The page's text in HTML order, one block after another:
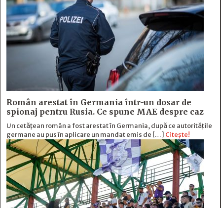
Român arestat în Germania într-un dosar de
spionaj pentru Rusia. Ce spune MAE despre caz
Un cetățean român a fost arestat în Germania, după ce autoritățile
germane au pus în aplicare un mandat emis de […] Citește!